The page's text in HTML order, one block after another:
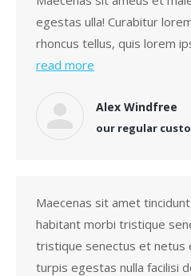
egestas ulla! Curabitur
rhoncus tellus, quis lorem
read more
Alex Windfree
our regular
Maecenas sit amet
habitant morbi tristique
tristique senectus et netus
turpis egestas nulla facilisi